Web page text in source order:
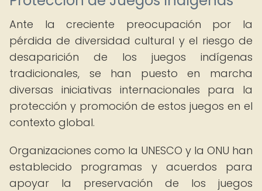
Ante la creciente preocupación por la
pérdida de diversidad cultural y el riesgo de
desaparición de los juegos indígenas
tradicionales, se han puesto en marcha
diversas iniciativas internacionales para la
protección y promoción de estos juegos en el
contexto global.
Organizaciones como la UNESCO y la ONU han
establecido programas y acuerdos para
apoyar la preservación de los juegos